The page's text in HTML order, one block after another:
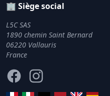
🏢 Siège social
L5C SAS
1890 chemin Saint Bernard
06220 Vallauris
France
FacebookInstagram